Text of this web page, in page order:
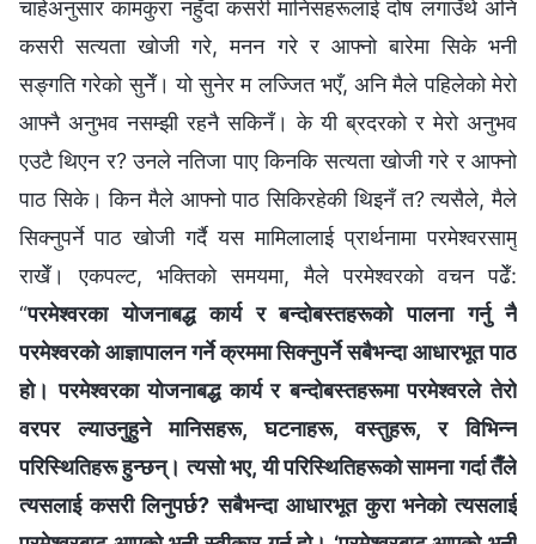
चाहेअनुसार कामकुरा नहुँदा कसरी मानिसहरूलाई दोष लगाउँथे अनि
कसरी सत्यता खोजी गरे, मनन गरे र आफ्नो बारेमा सिके भनी
सङ्गति गरेको सुनेँ। यो सुनेर म लज्जित भएँ, अनि मैले पहिलेको मेरो
आफ्नै अनुभव नसम्झी रहनै सकिनँ। के यी ब्रदरको र मेरो अनुभव
एउटै थिएन र? उनले नतिजा पाए किनकि सत्यता खोजी गरे र आफ्नो
पाठ सिके। किन मैले आफ्नो पाठ सिकिरहेकी थिइनँ त? त्यसैले, मैले
सिक्नुपर्ने पाठ खोजी गर्दै यस मामिलालाई प्रार्थनामा परमेश्‍वरसामु
राखेँ। एकपल्ट, भक्तिको समयमा, मैले परमेश्‍वरको वचन पढेँ:
“परमेश्‍वरका योजनाबद्ध कार्य र बन्दोबस्तहरूको पालना गर्नु नै
परमेश्‍वरको आज्ञापालन गर्ने क्रममा सिक्‍नुपर्ने सबैभन्दा आधारभूत पाठ
हो। परमेश्‍वरका योजनाबद्ध कार्य र बन्दोबस्तहरूमा परमेश्‍वरले तेरो
वरपर ल्याउनुहुने मानिसहरू, घटनाहरू, वस्तुहरू, र विभिन्‍न
परिस्थितिहरू हुन्छन्। त्यसो भए, यी परिस्थितिहरूको सामना गर्दा तैँले
त्यसलाई कसरी लिनुपर्छ? सबैभन्दा आधारभूत कुरा भनेको त्यसलाई